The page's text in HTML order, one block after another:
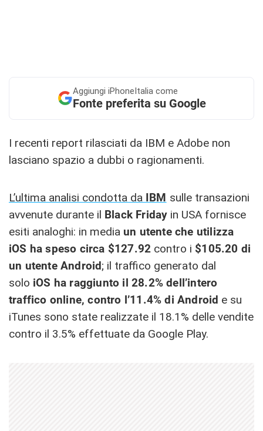
Aggiungi iPhoneItalia come
Fonte preferita su Google
I recenti report rilasciati da IBM e Adobe non
lasciano spazio a dubbi o ragionamenti.
L’ultima analisi condotta da IBM sulle transazioni
avvenute durante il Black Friday in USA fornisce
esiti analoghi: in media un utente che utilizza
iOS ha speso circa $127.92 contro i $105.20 di
un utente Android; il traffico generato dal
solo iOS ha raggiunto il 28.2% dell’intero
traffico online, contro l’11.4% di Android e su
iTunes sono state realizzate il 18.1% delle vendite
contro il 3.5% effettuate da Google Play.